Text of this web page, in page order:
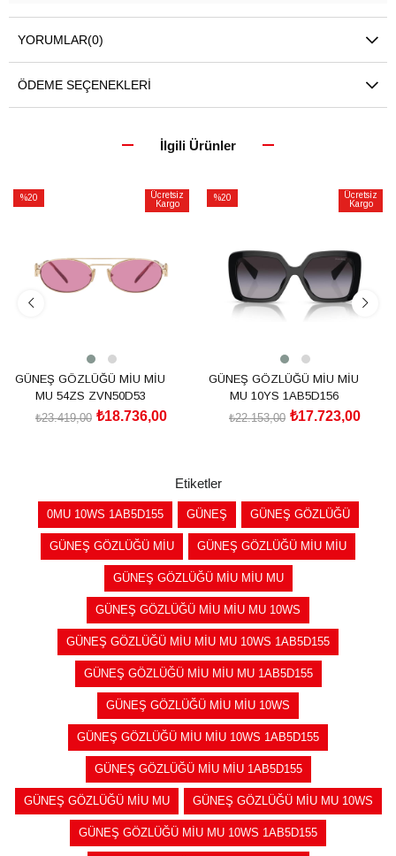
YORUMLAR(0)
ÖDEME SEÇENEKLERI
İlgili Ürünler
%20
Ücretsiz
Kargo
GÜNEŞ GÖZLÜĞÜ MİU MİU
MU 54ZS ZVN50D53
₺18.736,00
₺23.419,00
%20
Ücretsiz
Kargo
GÜNEŞ GÖZLÜĞÜ MİU MİU
MU 10YS 1AB5D156
₺17.723,00
₺22.153,00
Etiketler
0MU 10WS 1AB5D155 GÜNEŞ GÜNEŞ GÖZLÜĞÜ
GÜNEŞ GÖZLÜĞÜ MİU GÜNEŞ GÖZLÜĞÜ MİU MİU
GÜNEŞ GÖZLÜĞÜ MİU MİU MU
GÜNEŞ GÖZLÜĞÜ MİU MİU MU 10WS
GÜNEŞ GÖZLÜĞÜ MİU MİU MU 10WS 1AB5D155
GÜNEŞ GÖZLÜĞÜ MİU MİU MU 1AB5D155
GÜNEŞ GÖZLÜĞÜ MİU MİU 10WS
GÜNEŞ GÖZLÜĞÜ MİU MİU 10WS 1AB5D155
GÜNEŞ GÖZLÜĞÜ MİU MİU 1AB5D155
GÜNEŞ GÖZLÜĞÜ MİU MU GÜNEŞ GÖZLÜĞÜ MİU MU 10WS
GÜNEŞ GÖZLÜĞÜ MİU MU 10WS 1AB5D155